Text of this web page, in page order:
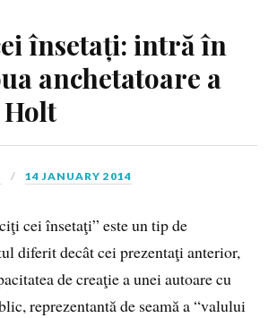
însetați: intră în
anchetatoare a
14 JANUARY 2014
cei însetaţi” este un tip de
diferit decât cei prezentaţi anterior,
de creaţie a unei autoare cu
reprezentantă de seamă a “valului